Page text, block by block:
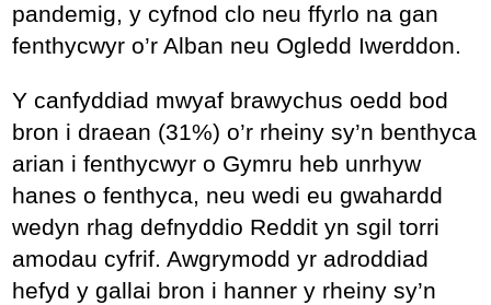
pandemig, y cyfnod clo neu ffyrlo na gan
fenthycwyr o’r Alban neu Ogledd Iwerddon.
Y canfyddiad mwyaf brawychus oedd bod
bron i draean (31%) o’r rheiny sy’n benthyca
arian i fenthycwyr o Gymru heb unrhyw
hanes o fenthyca, neu wedi eu gwahardd
wedyn rhag defnyddio Reddit yn sgil torri
amodau cyfrif. Awgrymodd yr adroddiad
hefyd y gallai bron i hanner y rheiny sy’n